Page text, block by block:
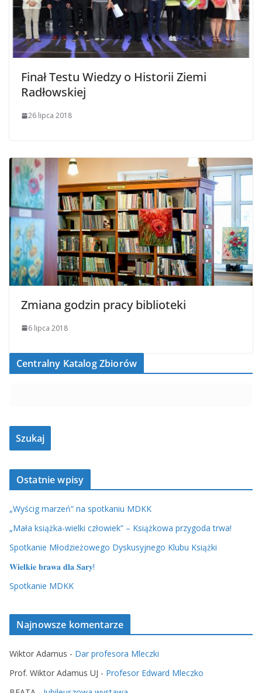
Finał Testu Wiedzy o Historii Ziemi
Radłowskiej
26 lipca 2018
Zmiana godzin pracy biblioteki
6 lipca 2018
Centralny Katalog Zbiorów
Ostatnie wpisy
„Wyścig marzeń” na spotkaniu MDKK
„Mała książka-wielki człowiek” – Książkowa przygoda trwa!
Spotkanie Młodzieżowego Dyskusyjnego Klubu Książki
𝐖𝐢𝐞𝐥𝐤𝐢𝐞 𝐛𝐫𝐚𝐰𝐚 𝐝𝐥𝐚 𝐒𝐚𝐫𝐲!
Spotkanie MDKK
Najnowsze komentarze
Wiktor Adamus - Dar profesora Mleczki
Prof. Wiktor Adamus UJ - Profesor Edward Mleczko